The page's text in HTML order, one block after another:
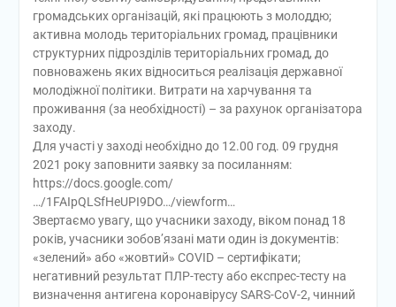
громадських організацій, які працюють з молоддю;
активна молодь територіальних громад, працівники
структурних підрозділів територіальних громад, до
повноважень яких відноситься реалізація державної
молодіжної політики. Витрати на харчування та
проживання (за необхідності) – за рахунок організатора
заходу.
Для участі у заході необхідно до 12.00 год. 09 грудня
2021 року заповнити заявку за посиланням:
https://docs.google.com/
…/1FAIpQLSfHeUPI9DO…/viewform…
Звертаємо увагу, що учасники заходу, віком понад 18
років, учасники зобов’язані мати один із документів:
«зелений» або «жовтий» COVID – сертифікати;
негативний результат ПЛР-тесту або експрес-тесту на
визначення антигена коронавірусу SARS-CoV-2, чинний